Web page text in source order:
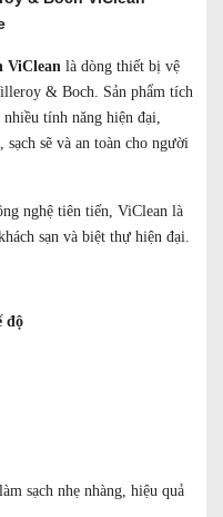
ViClean là dòng thiết bị vệ
& Boch. Sản phẩm tích
tính năng hiện đại,
sẽ và an toàn cho người
nghệ tiên tiến, ViClean là
sạn và biệt thự hiện đại.
độ
sạch nhẹ nhàng, hiệu quả